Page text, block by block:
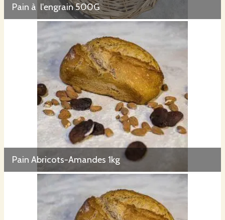
Pain à l'engrain 500G
Pain Abricots-Amandes 1kg